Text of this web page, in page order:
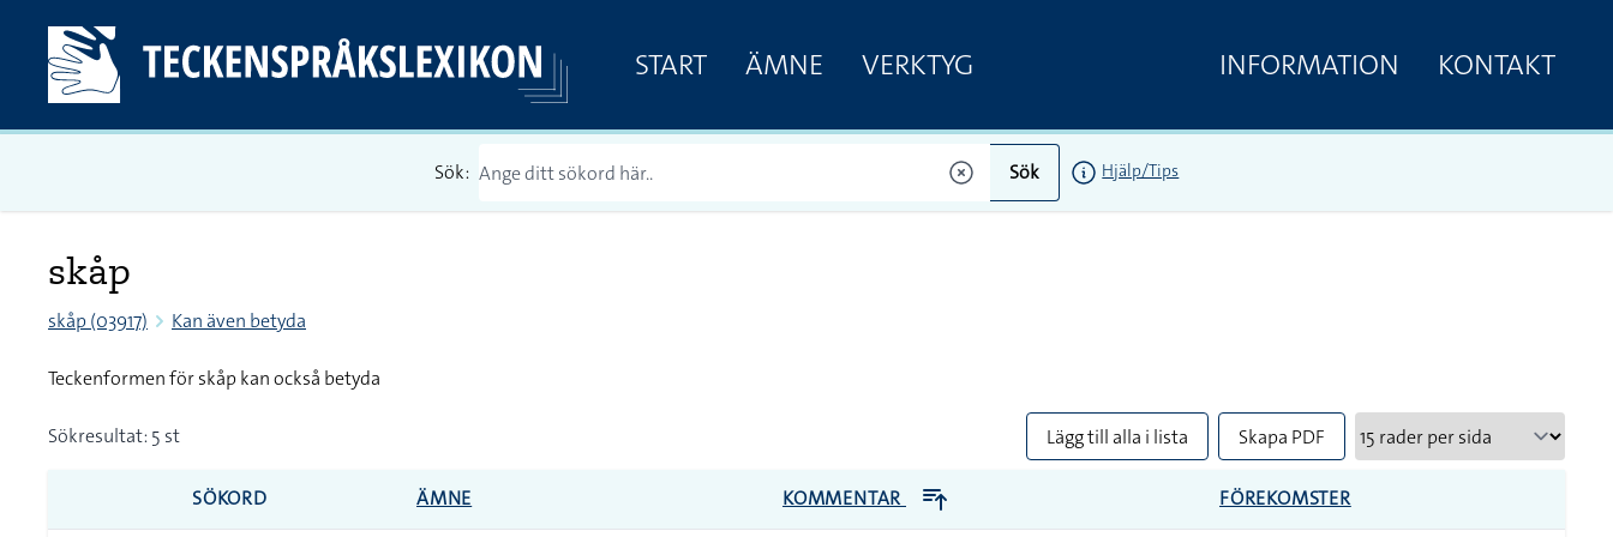
START ÄMNE VERKTYG INFORMATION KONTAKT
Sök: Sök Hjälp/Tips
skåp
skåp (03917) Kan även betyda
Teckenformen för skåp kan också betyda
Sökresultat: 5 st Lägg till alla i lista Skapa PDF
SÖKORD ÄMNE KOMMENTAR FÖREKOMSTER